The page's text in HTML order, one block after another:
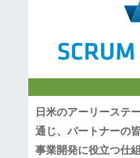
日米のアーリーステ
通じ、パートナーの
事業開発に役立つ仕